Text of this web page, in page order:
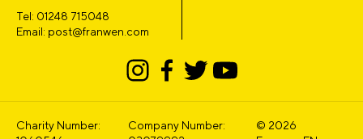
Tel: 01248 715048
Email: post@franwen.com
Charity Number:
Company Number:
© 2026